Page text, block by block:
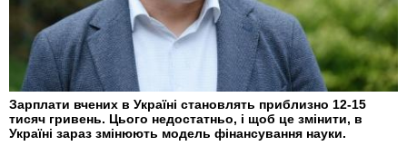
Зарплати вчених в Україні становлять приблизно 12-15
тисяч гривень. Цього недостатньо, і щоб це змінити, в
Україні зараз змінюють модель фінансування науки.